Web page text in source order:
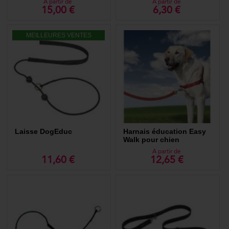
A partir de
15,00 €
A partir de
6,30 €
MEILLEURES VENTES
Laisse DogEduc
11,60 €
Harnais éducation Easy
Walk pour chien
A partir de
12,65 €